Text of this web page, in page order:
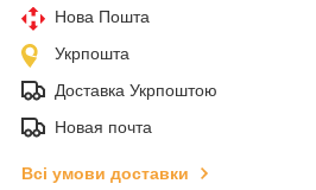
Нова Пошта
Укрпошта
Доставка Укрпоштою
Новая почта
Всі умови доставки